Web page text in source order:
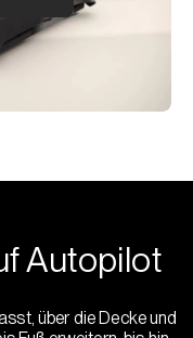
Autopilot
über die Decke und